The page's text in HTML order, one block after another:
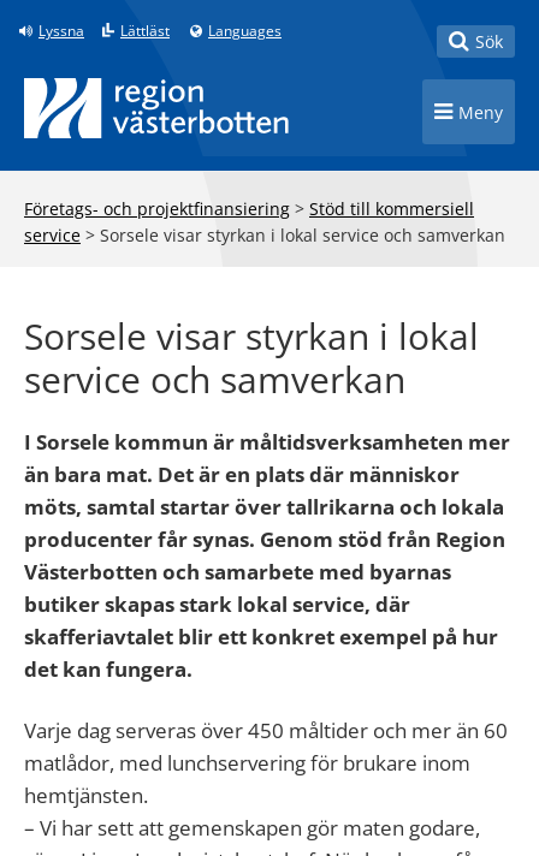
Till innehåll på sidan
Lyssna Lättläst Languages Toggle
Sök
Toggle
Meny
Företags- och projektfinansiering > Stöd till kommersiell
service > Sorsele visar styrkan i lokal service och samverkan
Sorsele visar styrkan i lokal
service och samverkan
I Sorsele kommun är måltidsverksamheten mer
än bara mat. Det är en plats där människor
möts, samtal startar över tallrikarna och lokala
producenter får synas. Genom stöd från Region
Västerbotten och samarbete med byarnas
butiker skapas stark lokal service, där
skafferiavtalet blir ett konkret exempel på hur
det kan fungera.
Varje dag serveras över 450 måltider och mer än 60
matlådor, med lunchservering för brukare inom
hemtjänsten.
– Vi har sett att gemenskapen gör maten godare,